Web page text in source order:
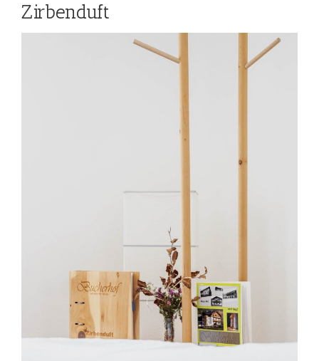
Zirbenduft